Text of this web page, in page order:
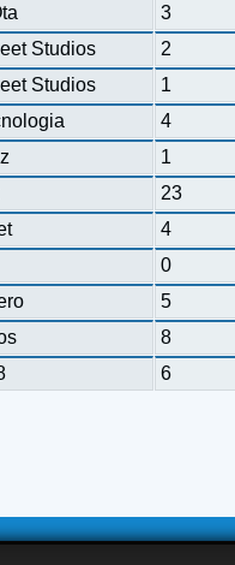
3
Studios 2
Studios 1
4
1
23
4
0
5
8
6